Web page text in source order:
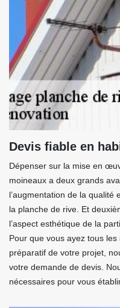
Devis fiable en
Dépenser sur la mise en
moineaux a deux grands
l’augmentation de la
la planche de rive. Et
l’aspect esthétique de la
Pour que vous ayez tous
préparatif de votre projet,
votre demande de devis.
nécessaires pour vous